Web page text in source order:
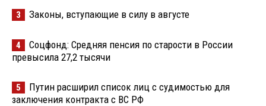
3 Законы, вступающие в силу в августе
4
Соцфонд: Средняя пенсия по старости в России
превысила 27,2 тысячи
5
Путин расширил список лиц с судимостью для
заключения контракта с ВС РФ